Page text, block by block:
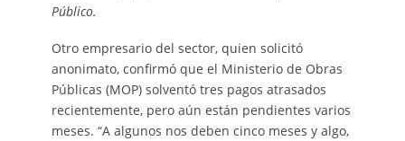
Público.
Otro empresario del sector, quien solicitó
anonimato, confirmó que el Ministerio de Obras
Públicas (MOP) solventó tres pagos atrasados
recientemente, pero aún están pendientes varios
meses. “A algunos nos deben cinco meses y algo,